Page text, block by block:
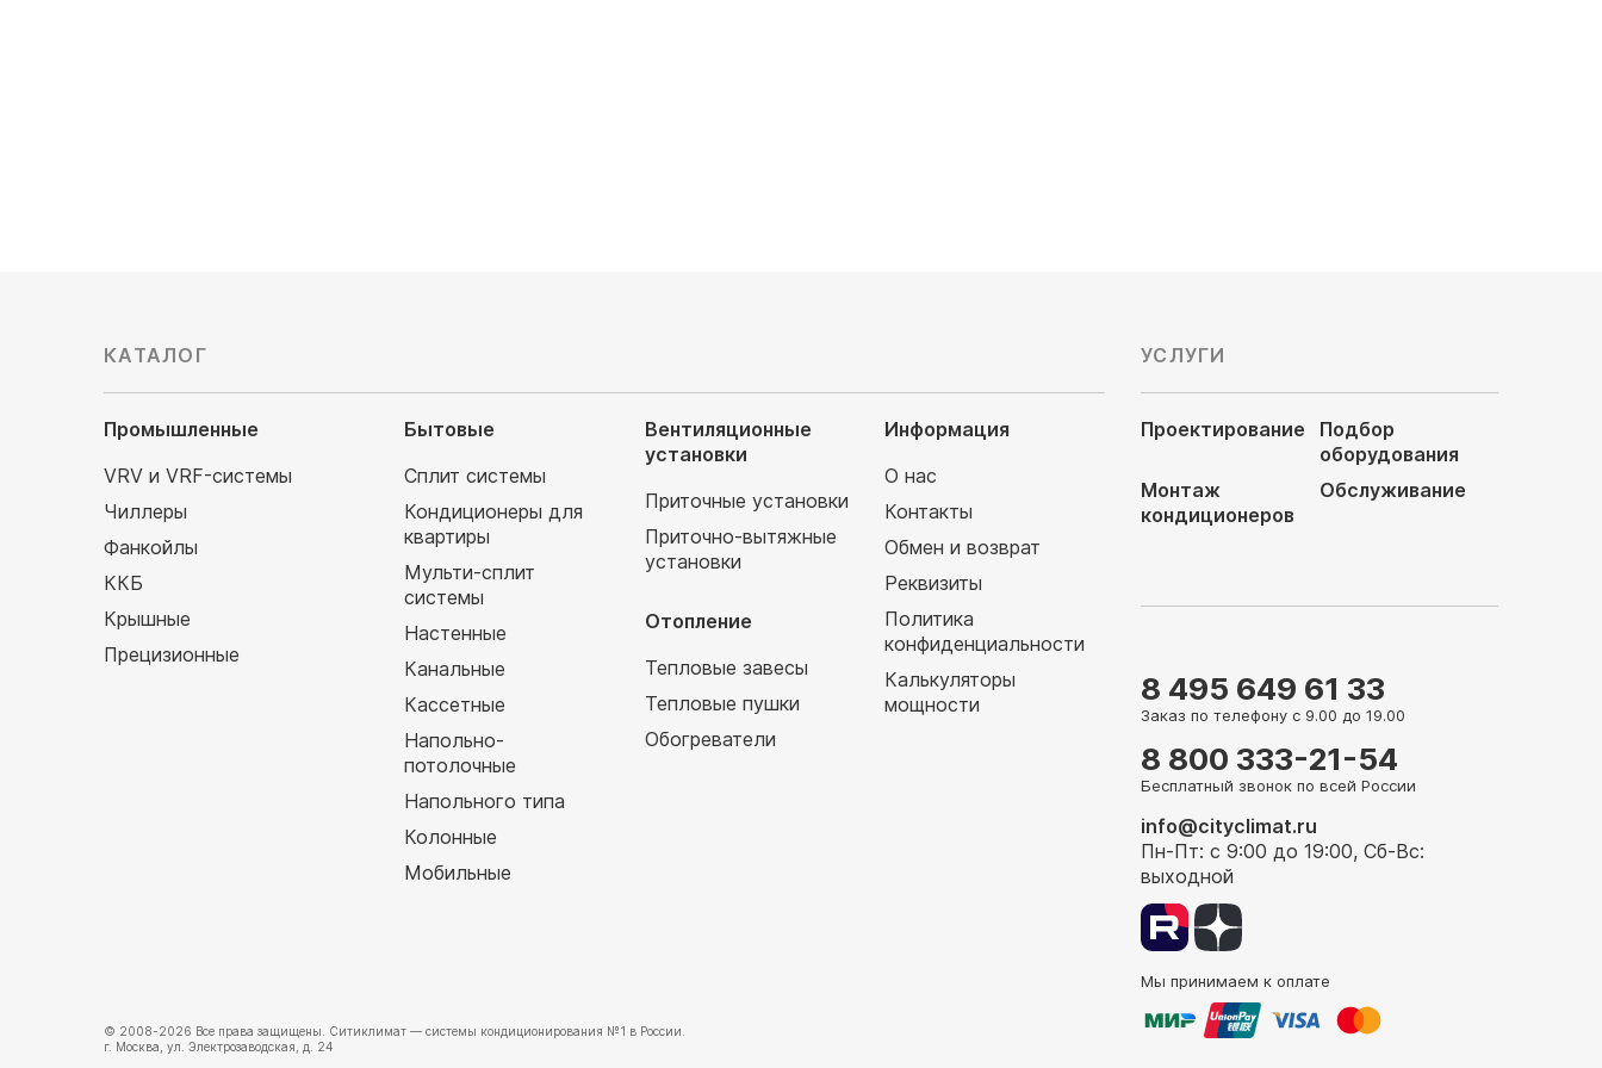
КАТАЛОГ
Промышленные
VRV и VRF-системы
Чиллеры
Фанкойлы
ККБ
Крышные
Прецизионные
Бытовые
Сплит системы
Кондиционеры для
квартиры
Мульти-сплит
системы
Настенные
Канальные
Кассетные
Напольно-
потолочные
Напольного типа
Колонные
Мобильные
Вентиляционные
установки
Приточные установки
Приточно-вытяжные
установки
Отопление
Тепловые завесы
Тепловые пушки
Обогреватели
Информация
О нас
Контакты
Обмен и возврат
Реквизиты
Политика
конфиденциальности
Калькуляторы
мощности
© 2008-2026 Все права защищены. Ситиклимат — системы кондиционирования №1 в России.
г. Москва, ул. Электрозаводская, д. 24
УСЛУГИ
Проектирование
Подбор
оборудования
Монтаж
кондиционеров
Обслуживание
8 495 649 61 33
Заказ по телефону с 9.00 до 19.00
8 800 333-21-54
Бесплатный звонок по всей России
info@cityclimat.ru
Пн-Пт: с 9:00 до 19:00, Сб-Вс:
выходной
Мы принимаем к оплате